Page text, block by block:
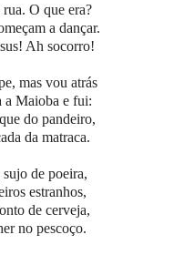
O que era?
a dançar.
Ah socorro!
mas vou atrás
a Maioba e fui:
do pandeiro,
da matraca.
de poeira,
estranhos,
de cerveja,
no pescoço.